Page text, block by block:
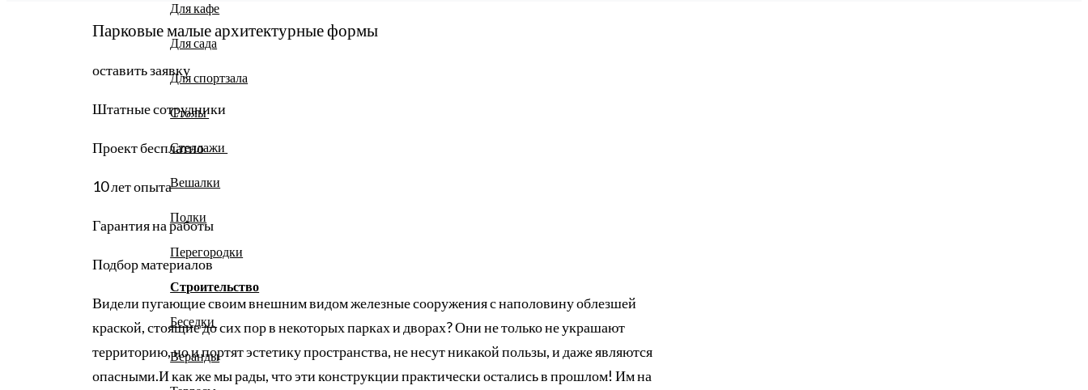
Для кафе
Для сада
Для спортзала
Столы
Стеллажи
Вешалки
Полки
Перегородки
Строительство
Беседки
Веранды
Парковые малые архитектурные формы
оставить заявку
Штатные сотрудники
Проект бесплатно
10 лет опыта
Гарантия на работы
Подбор материалов
Видели пугающие своим внешним видом железные сооружения с наполовину облезшей
краской, стоящие до сих пор в некоторых парках и дворах? Они не только не украшают
территорию, но и портят эстетику пространства, не несут никакой пользы, и даже являются
опасными.И как же мы рады, что эти конструкции практически остались в прошлом! Им на